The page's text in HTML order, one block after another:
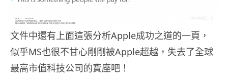
文件中還有上面這張分析Apple成功之道的一頁，
似乎MS也很不甘心剛剛被Apple超越，失去了全球
最高市值科技公司的寶座吧！